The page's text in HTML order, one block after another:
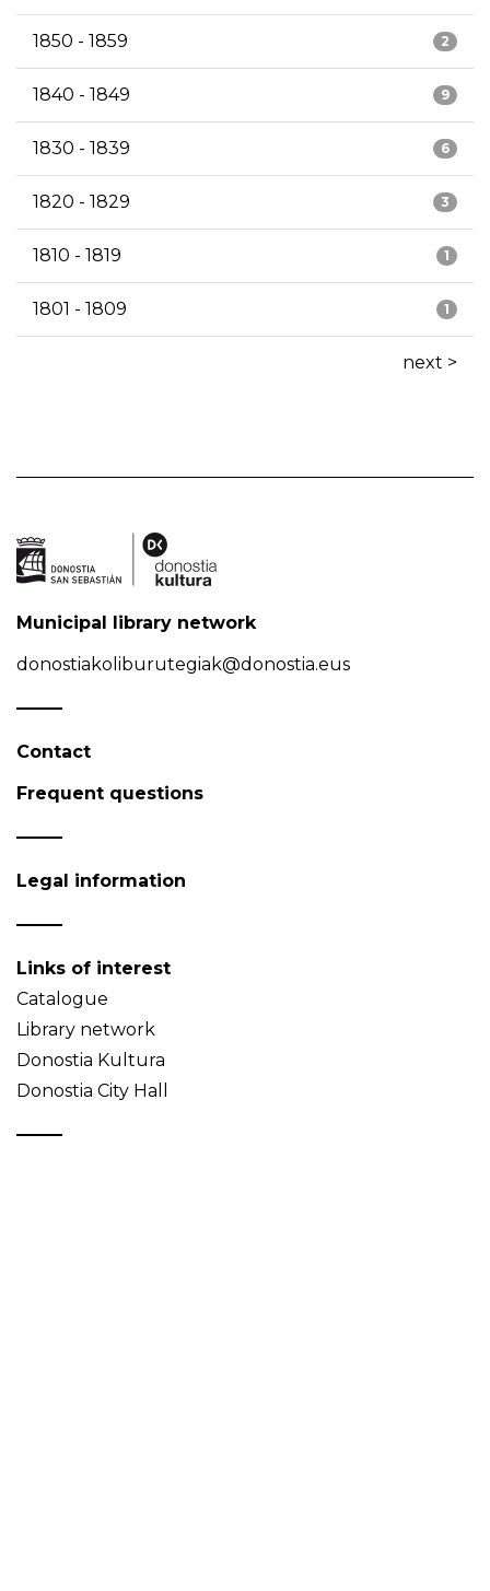
2
1850 - 1859
9
1840 - 1849
6
1830 - 1839
3
1820 - 1829
1
1810 - 1819
1
1801 - 1809
next >
Municipal library network
donostiakoliburutegiak@donostia.eus
Contact
Frequent questions
Legal information
Links of interest
Catalogue
Library network
Donostia Kultura
Donostia City Hall